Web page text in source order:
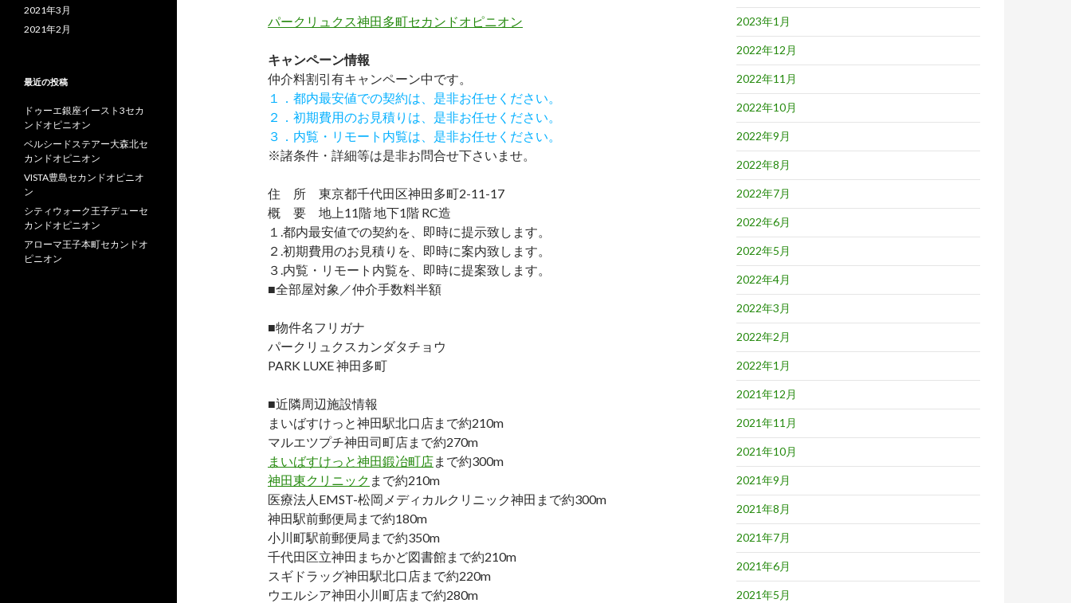
パークリュクス神田多町セカンドオピニオン
キャンペーン情報
仲介料割引有キャンペーン中です。
１．都内最安値での契約は、是非お任せください。
２．初期費用のお見積りは、是非お任せください。
３．内覧・リモート内覧は、是非お任せください。
※諸条件・詳細等は是非お問合せ下さいませ。
住 所 東京都千代田区神田多町2-11-17
概 要 地上11階 地下1階 RC造
１.都内最安値での契約を、即時に提示致します。
２.初期費用のお見積りを、即時に案内致します。
３.内覧・リモート内覧を、即時に提案致します。
■全部屋対象／仲介手数料半額
■物件名フリガナ
パークリュクスカンダタチョウ
PARK LUXE 神田多町
■近隣周辺施設情報
まいばすけっと神田駅北口店まで約210m
マルエツプチ神田司町店まで約270m
まいばすけっと神田鍛冶町店まで約300m
神田東クリニック まで約210m
医療法人EMST-松岡メディカルクリニック神田まで約300m
神田駅前郵便局まで約180m
小川町駅前郵便局まで約350m
千代田区立神田まちかど図書館まで約210m
スギドラッグ神田駅北口店まで約220m
ウエルシア神田小川町店まで約280m
2023年1月
2022年12月
2022年11月
2022年10月
2022年9月
2022年8月
2022年7月
2022年6月
2022年5月
2022年4月
2022年3月
2022年2月
2022年1月
2021年12月
2021年11月
2021年10月
2021年9月
2021年8月
2021年7月
2021年6月
2021年5月
2021年3月
2021年2月
最近の投稿
ドゥーエ銀座イースト3セカ
ンドオピニオン
ベルシードステアー大森北セ
カンドオピニオン
VISTA豊島セカンドオピニオ
ン
シティウォーク王子デューセ
カンドオピニオン
アローマ王子本町セカンドオ
ピニオン